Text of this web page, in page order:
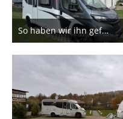
So haben wir ihn gefunden
6. Dezember 2025
1